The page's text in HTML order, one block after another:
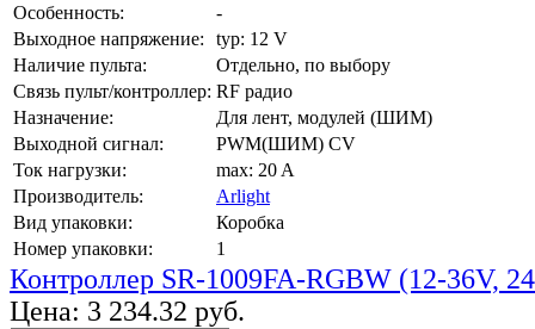
Особенность:
-
Выходное напряжение:
typ: 12 V
Наличие пульта:
Отдельно, по выбору
Связь пульт/контроллер: RF радио
Назначение:
Для лент, модулей (ШИМ)
Выходной сигнал:
PWM(ШИМ) CV
Ток нагрузки:
max: 20 A
Производитель:
Arlight
Вид упаковки:
Коробка
Номер упаковки:
1
Контроллер SR-1009FA-RGBW (12-36V,
Цена: 3 234.32 руб.